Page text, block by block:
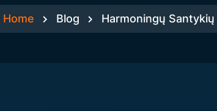
Home Blog Harmoningų